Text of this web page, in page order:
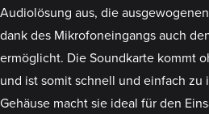
Audiolösung aus, die
dank des Mikrofoneingangs auch
ermöglicht. Die Soundkarte kommt
und ist somit schnell und einfach zu
Gehäuse macht sie ideal für den